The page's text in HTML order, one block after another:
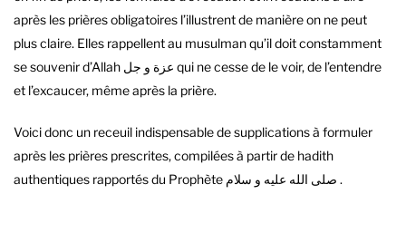
après les prières obligatoires l’illustrent de manière on ne peut
plus claire. Elles rappellent au musulman qu’il doit constamment
se souvenir d’Allah عزة و جل qui ne cesse de le voir, de l’entendre
et l’excaucer, même après la prière.
Voici donc un receuil indispensable de supplications à formuler
après les prières prescrites, compilées à partir de hadith
authentiques rapportés du Prophète صلى الله عليه و سلام .